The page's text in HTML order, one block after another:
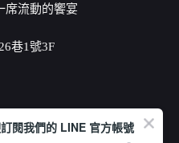
席流動的饗宴
巷1號3F
閱我們的 LINE 官方帳號